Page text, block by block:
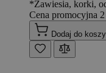
*Zawiesia, korki,
Cena promocyjna
Dodaj do